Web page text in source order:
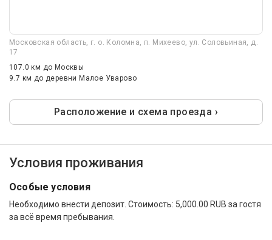
Московская область, г. о. Коломна, п. Михеево, ул. Соловьиная, д.
17
107.0 км до Москвы
9.7 км до деревни Малое Уварово
Расположение и схема проезда ›
Условия проживания
Особые условия
Необходимо внести депозит. Стоимость: 5,000.00 RUB за гостя
за всё время пребывания.